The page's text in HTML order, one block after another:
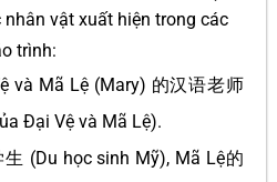
vật xuất hiện trong các
trình:
và Mã Lệ (Mary) 的汉语老师
Đại Vệ và Mã Lệ).
(Du học sinh Mỹ), Mã Lệ的